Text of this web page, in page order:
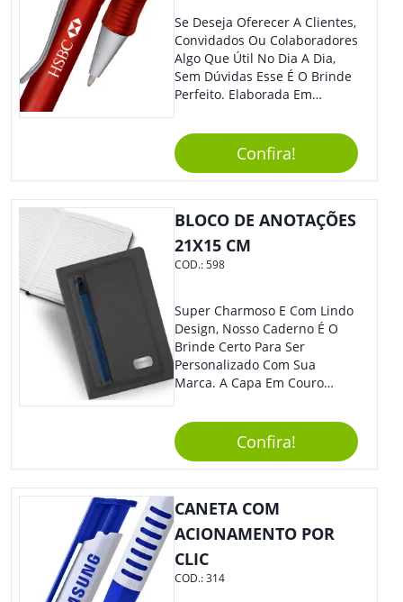
Se Deseja Oferecer A Clientes,
Convidados Ou Colaboradores
Algo Que Útil No Dia A Dia,
Sem Dúvidas Esse É O Brinde
Perfeito. Elaborada Em
Com Detalhes Em Metal, Essa
Incrível Caneta Esferográfica É
Acionada Na Por Clic Na Parte
Superior.
Confira!
BLOCO DE ANOTAÇÕES
21X15 CM
COD.:598
Super Charmoso E Com Lindo
Design, Nosso Caderno É O
Brinde Certo Para Ser
Personalizado Com Sua
Marca. A Capa Em Couro
Elástico Permite Maior
Segurança Ao Carregá-Lo.
Ofereça A Seus Clientes E
Colaboradores, Sem Dúvidas
Eles Irão Adorar.
Confira!
CANETA COM
ACIONAMENTO POR
CLIC
COD.:314